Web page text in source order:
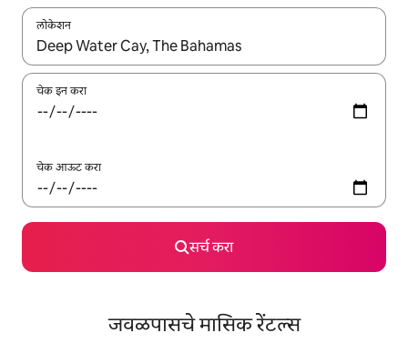
लोकेशन
जेव्हा परिणाम उपलब्ध असतील, तेव्हा वरच्या आणि खाली बाणांच्या किजसह
चेक इन करा
चेक आऊट करा
सर्च करा
जवळपासचे मासिक रेंटल्स